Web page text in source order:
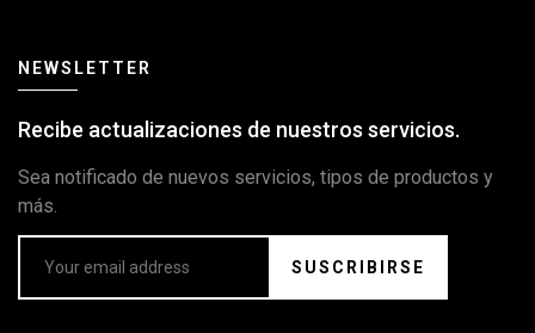
NEWSLETTER
Recibe actualizaciones de nuestros servicios.
Sea notificado de nuevos servicios, tipos de productos y
más.
SUSCRIBIRSE